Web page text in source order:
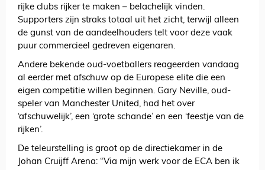
rijke clubs rijker te maken – belachelijk vinden.
Supporters zijn straks totaal uit het zicht, terwijl alleen
de gunst van de aandeelhouders telt voor deze vaak
puur commercieel gedreven eigenaren.
Andere bekende oud-voetballers reageerden vandaag
al eerder met afschuw op de Europese elite die een
eigen competitie willen beginnen. Gary Neville, oud-
speler van Manchester United, had het over
‘afschuwelijk’, een ‘grote schande’ en een ‘feestje van de
rijken’.
De teleurstelling is groot op de directiekamer in de
Johan Cruijff Arena: “Via mijn werk voor de ECA ben ik